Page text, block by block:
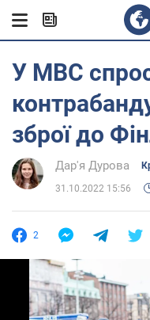
У МВС
зброї до
Дар'я Дурова
31.10.2022 15:56
2